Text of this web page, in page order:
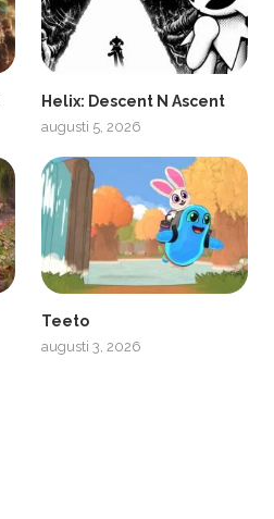
Helix: Descent N Ascent
augusti 5, 2026
Teeto
augusti 3, 2026
SCUF Gaming Omega